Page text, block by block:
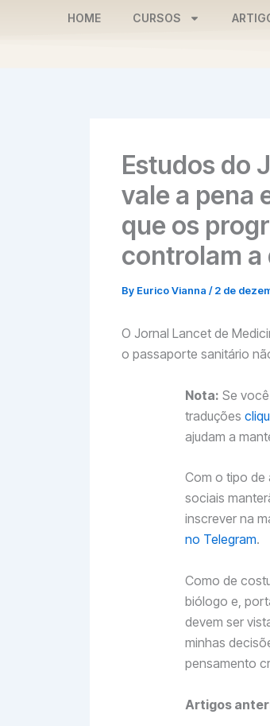
HOME CURSOS
Estudos do
vale a pena
que os
controlam a
By Eurico Vianna /2 de
O Jornal Lancet de
o passaporte sanitário
Nota: Se
traduções
ajudam a
Com o tipo de
sociais
inscrever na
no Telegram.
Como de
biólogo e,
devem ser
minhas
pensamento
Artigos